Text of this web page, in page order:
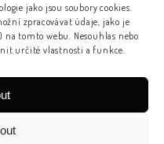
jako jsou soubory cookies.
zpracovávat údaje, jako je
tomto webu. Nesouhlas nebo
určité vlastnosti a funkce.